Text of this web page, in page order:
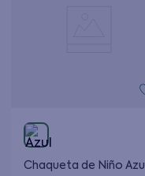
Chaqueta de Niño Azul